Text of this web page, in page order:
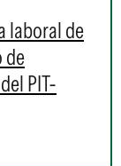
laboral de
de
PIT-